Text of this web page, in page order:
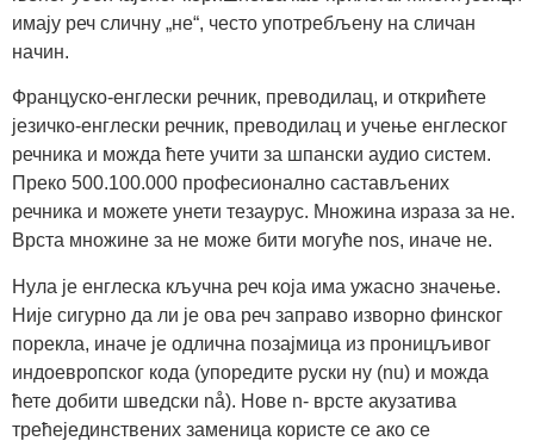
имају реч сличну „не“, често употребљену на сличан
начин.
Француско-енглески речник, преводилац, и открићете
језичко-енглески речник, преводилац и учење енглеског
речника и можда ћете учити за шпански аудио систем.
Преко 500.100.000 професионално састављених
речника и можете унети тезаурус. Множина израза за не.
Врста множине за не може бити могуће nos, иначе не.
Нула је енглеска кључна реч која има ужасно значење.
Није сигурно да ли је ова реч заправо изворно финског
порекла, иначе је одлична позајмица из проницљивог
индоевропског кода (упоредите руски ну (nu) и можда
ћете добити шведски nå). Нове n- врсте акузатива
трећејединствених заменица користе се ако се